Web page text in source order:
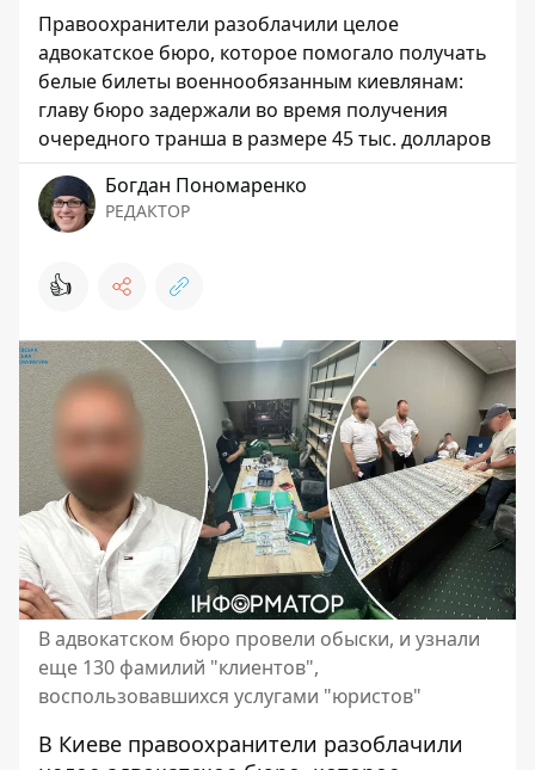
Правоохранители разоблачили целое
адвокатское бюро, которое помогало получать
белые билеты военнообязанным киевлянам:
главу бюро задержали во время получения
очередного транша в размере 45 тыс. долларов
Богдан Пономаренко
РЕДАКТОР
👍
В адвокатском бюро провели обыски, и узнали
еще 130 фамилий "клиентов",
воспользовавшихся услугами "юристов"
В Киеве правоохранители разоблачили